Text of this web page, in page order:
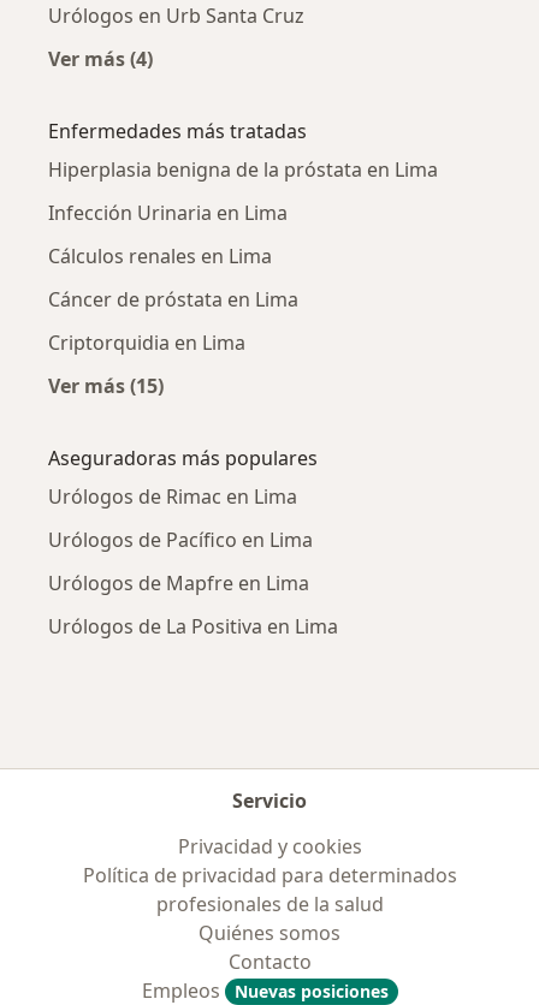
Urólogos en Urb Santa Cruz
Ver más (4)
Enfermedades más tratadas
Hiperplasia benigna de la próstata en Lima
Infección Urinaria en Lima
Cálculos renales en Lima
Cáncer de próstata en Lima
Criptorquidia en Lima
Ver más (15)
Aseguradoras más populares
Urólogos de Rimac en Lima
Urólogos de Pacífico en Lima
Urólogos de Mapfre en Lima
Urólogos de La Positiva en Lima
Servicio
Privacidad y cookies
Política de privacidad para determinados
profesionales de la salud
Quiénes somos
Contacto
Empleos
Nuevas posiciones